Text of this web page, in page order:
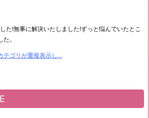
た!無事に解決いたしました!ずっと悩んでいたとこ
。
テゴリが重複表示し...